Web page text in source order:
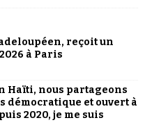
reçoit un
à Paris
Haïti, nous partageons
démocratique et ouvert à
2020, je me suis